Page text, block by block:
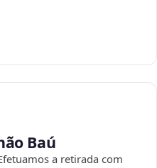
Baú
a retirada com